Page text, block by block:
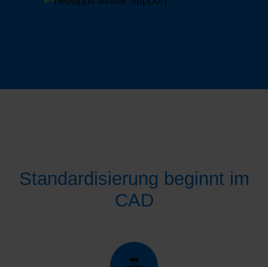
Standardisierung beginnt im
CAD